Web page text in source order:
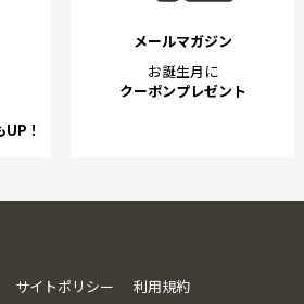
！
メールマガジン
お誕生月に
クーポンプレゼント
サイトポリシー
利用規約